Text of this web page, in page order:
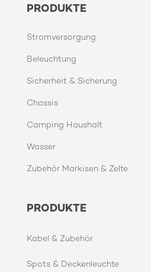
PRODUKTE
Stromversorgung
Beleuchtung
Sicherheit & Sicherung
Chassis
Camping Haushalt
Wasser
Zubehör Markisen & Zelte
PRODUKTE
Kabel & Zubehör
Spots & Deckenleuchte